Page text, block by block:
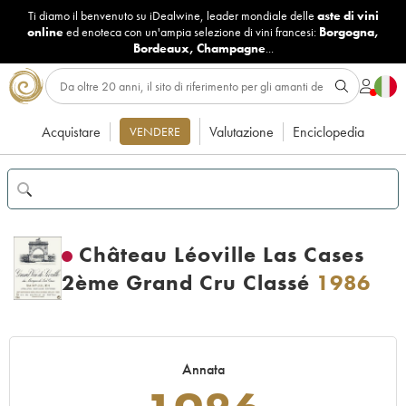
Ti diamo il benvenuto su iDealwine, leader mondiale delle aste di vini
onlineed enoteca con un'ampia selezione di vini francesi: Borgogna,
Bordeaux, Champagne...
Acquistare VENDERE Valutazione Enciclopedia
Château Léoville Las Cases
2ème Grand Cru Classé 1986
Annata